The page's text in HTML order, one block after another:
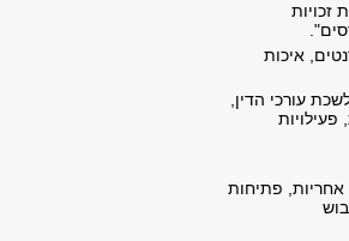
זכויות
איכות
עורכי הדין,
אחריות, פתיחות